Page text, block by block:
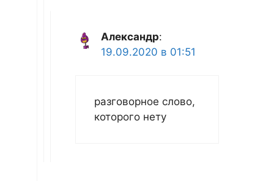
Александр:
19.09.2020 в 01:51
разговорное слово,
которого нету